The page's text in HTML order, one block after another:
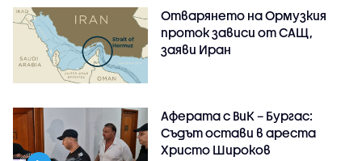
Отварянето на Ормузкия
проток зависи от САЩ,
заяви Иран
Аферата с ВиК – Бургас:
Съдът остави в ареста
Христо Широков